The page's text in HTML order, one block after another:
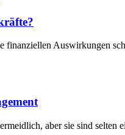
finanziellen Auswirkungen
aber sie sind